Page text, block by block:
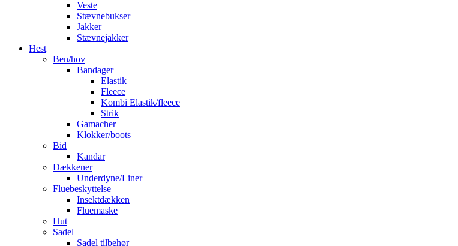
Veste
Stævnebukser
Jakker
Stævnejakker
Hest
Ben/hov
Bandager
Elastik
Fleece
Kombi Elastik/fleece
Strik
Gamacher
Klokker/boots
Bid
Kandar
Dækkener
Underdyne/Liner
Fluebeskyttelse
Insektdækken
Fluemaske
Hut
Sadel
Sadel tilbehør